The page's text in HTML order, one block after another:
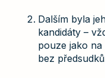
Dalším byla
kandidáty –
pouze jako
bez